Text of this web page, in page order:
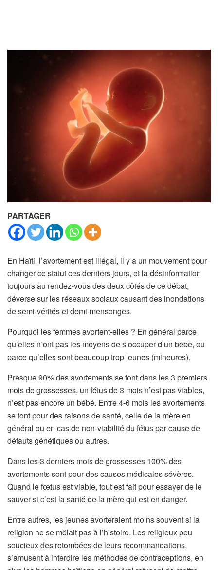
PARTAGER
En Haïti, l’avortement est illégal, il y a un mouvement pour
changer ce statut ces derniers jours, et la désinformation
toujours au rendez-vous des deux côtés de ce débat,
déverse sur les réseaux sociaux causant des inondations
de semi-vérités et demi-mensonges.
Pourquoi les femmes avortent-elles ? En général parce
qu’elles n’ont pas les moyens de s’occuper d’un bébé, ou
parce qu’elles sont beaucoup trop jeunes (mineures).
Presque 90% des avortements se font dans les 3 premiers
mois de grossesses, un fétus de 3 mois n’est pas viables,
n’est pas encore un bébé. Entre 4-6 mois les avortements
se font pour des raisons de santé, celle de la mère en
général ou en cas de non-viabilité du fétus par cause de
défauts génétiques ou autres.
Dans les 3 derniers mois de grossesses 100% des
avortements sont pour des causes médicales sévères.
Quand le fœtus est viable, tout est fait pour essayer de le
sauver si c’est la santé de la mère qui est en danger.
Entre autres, les jeunes avorteraient moins souvent si la
religion ne se mêlait pas à l’histoire. Les religieux peu
soucieux des retombées de leurs recommandations,
s’amusent à interdire les méthodes de contraceptions, en